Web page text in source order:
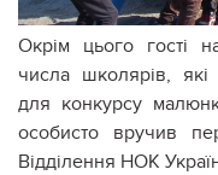
Окрім цього гості
числа школярів, які
для конкурсу
особисто вручив
Відділення НОК